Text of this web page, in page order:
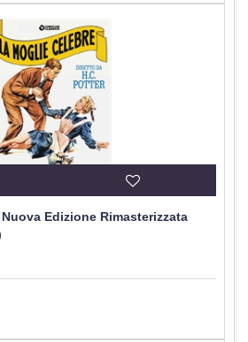
Edizione Rimasterizzata